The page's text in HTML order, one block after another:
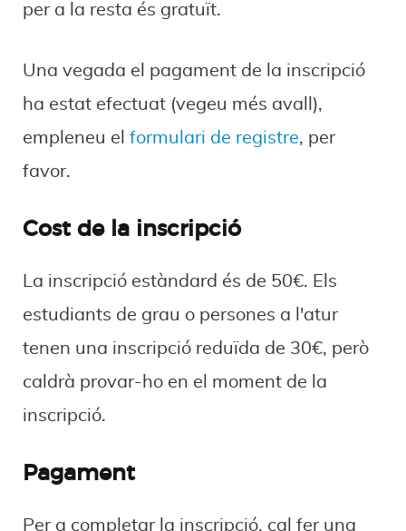
per a la resta és gratuït.
Una vegada el pagament de la inscripció
ha estat efectuat (vegeu més avall),
empleneu el formulari de registre, per
favor.
Cost de la inscripció
La inscripció estàndard és de 50€. Els
estudiants de grau o persones a l'atur
tenen una inscripció reduïda de 30€, però
caldrà provar-ho en el moment de la
inscripció.
Pagament
Per a completar la inscripció, cal fer una